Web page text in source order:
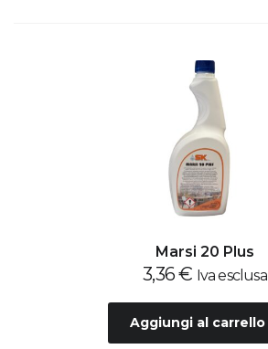
Marsi 20 Plus
3,36€ Iva esclusa
Aggiungi al carrello